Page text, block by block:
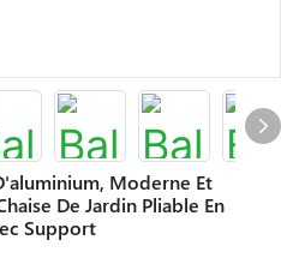
Moderne Et
De Jardin Pliable En
Support